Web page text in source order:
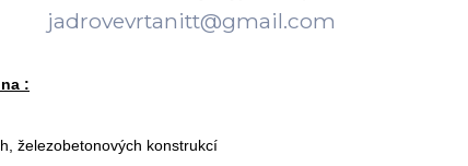
jadrovevrtanitt@gmail.com
:
železobetonových konstrukcí